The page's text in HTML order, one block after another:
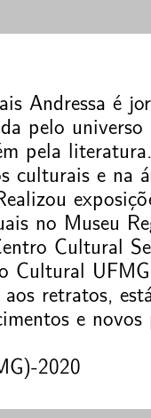
Andressa é
pelo
pela
culturais e na
no Museu
Cultural
Cultural
retratos,
e
2020